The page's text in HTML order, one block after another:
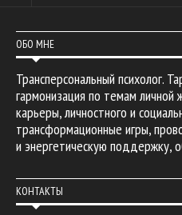
ОБО МНЕ
Трансперсональный психолог.
гармонизация по темам личной
карьеры, личностного и
трансформационные игры,
и энергетическую поддержку,
КОНТАКТЫ